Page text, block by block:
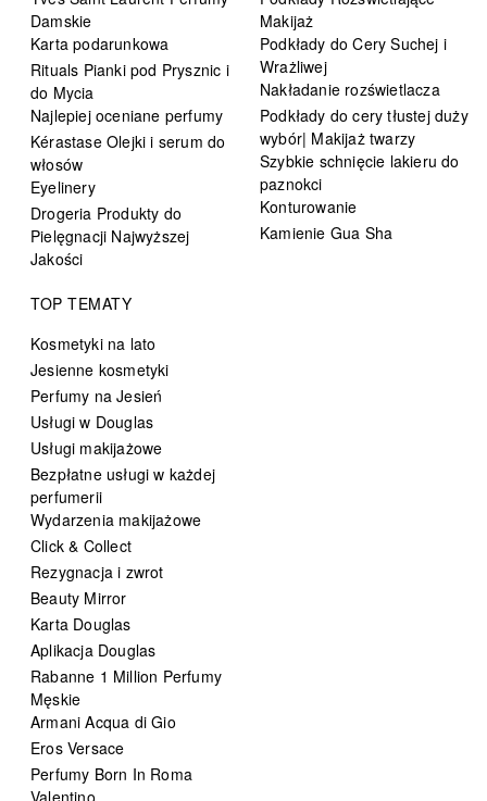
Damskie
Karta podarunkowa
Rituals Pianki pod Prysznic i
do Mycia
Najlepiej oceniane perfumy
Kérastase Olejki i serum do
włosów
Eyelinery
Drogeria Produkty do
Pielęgnacji Najwyższej
Jakości
Makijaż
Podkłady do Cery Suchej i
Wrażliwej
Nakładanie rozświetlacza
Podkłady do cery tłustej duży
wybór| Makijaż twarzy
Szybkie schnięcie lakieru do
paznokci
Konturowanie
Kamienie Gua Sha
TOP TEMATY
Kosmetyki na lato
Jesienne kosmetyki
Perfumy na Jesień
Usługi w Douglas
Usługi makijażowe
Bezpłatne usługi w każdej
perfumerii
Wydarzenia makijażowe
Click & Collect
Rezygnacja i zwrot
Beauty Mirror
Karta Douglas
Aplikacja Douglas
Rabanne 1 Million Perfumy
Męskie
Armani Acqua di Gio
Eros Versace
Perfumy Born In Roma
Valentino